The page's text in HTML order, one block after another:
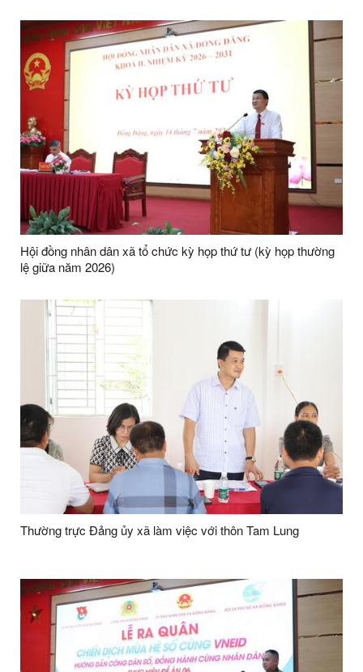
Hội đồng nhân dân xã tổ chức kỳ họp thứ tư (kỳ họp thường
lệ giữa năm 2026)
Thường trực Đảng ủy xã làm việc với thôn Tam Lung